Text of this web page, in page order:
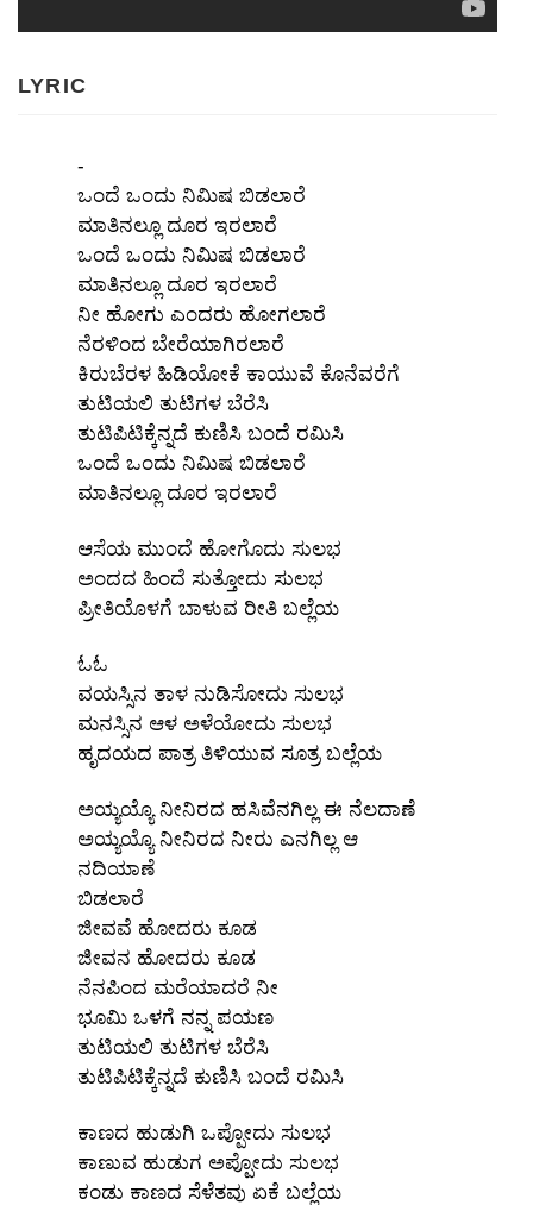
LYRIC
-
ಒಂದೆ ಒಂದು ನಿಮಿಷ ಬಿಡಲಾರೆ
ಮಾತಿನಲ್ಲೂ ದೂರ ಇರಲಾರೆ
ಒಂದೆ ಒಂದು ನಿಮಿಷ ಬಿಡಲಾರೆ
ಮಾತಿನಲ್ಲೂ ದೂರ ಇರಲಾರೆ
ನೀ ಹೋಗು ಎಂದರು ಹೋಗಲಾರೆ
ನೆರಳಿಂದ ಬೇರೆಯಾಗಿರಲಾರೆ
ಕಿರುಬೆರಳ ಹಿಡಿಯೋಕೆ ಕಾಯುವೆ ಕೊನೆವರೆಗೆ
ತುಟಿಯಲಿ ತುಟಿಗಳ ಬೆರೆಸಿ
ತುಟಿಪಿಟಿಕ್ಕೆನ್ನದೆ ಕುಣಿಸಿ ಬಂದೆ ರಮಿಸಿ
ಒಂದೆ ಒಂದು ನಿಮಿಷ ಬಿಡಲಾರೆ
ಮಾತಿನಲ್ಲೂ ದೂರ ಇರಲಾರೆ
ಆಸೆಯ ಮುಂದೆ ಹೋಗೊದು ಸುಲಭ
ಅಂದದ ಹಿಂದೆ ಸುತ್ತೋದು ಸುಲಭ
ಪ್ರೀತಿಯೊಳಗೆ ಬಾಳುವ ರೀತಿ ಬಲ್ಲೆಯ
ಓಓ
ವಯಸ್ಸಿನ ತಾಳ ನುಡಿಸೋದು ಸುಲಭ
ಮನಸ್ಸಿನ ಆಳ ಅಳೆಯೋದು ಸುಲಭ
ಹೃದಯದ ಪಾತ್ರ ತಿಳಿಯುವ ಸೂತ್ರ ಬಲ್ಲೆಯ
ಅಯ್ಯಯ್ಯೊ ನೀನಿರದ ಹಸಿವೆನಗಿಲ್ಲ ಈ ನೆಲದಾಣೆ
ಅಯ್ಯಯ್ಯೊ ನೀನಿರದ ನೀರು ಎನಗಿಲ್ಲ ಆ
ನದಿಯಾಣೆ
ಬಿಡಲಾರೆ
ಜೀವವೆ ಹೋದರು ಕೂಡ
ಜೀವನ ಹೋದರು ಕೂಡ
ನೆನಪಿಂದ ಮರೆಯಾದರೆ ನೀ
ಭೂಮಿ ಒಳಗೆ ನನ್ನ ಪಯಣ
ತುಟಿಯಲಿ ತುಟಿಗಳ ಬೆರೆಸಿ
ತುಟಿಪಿಟಿಕ್ಕೆನ್ನದೆ ಕುಣಿಸಿ ಬಂದೆ ರಮಿಸಿ
ಕಾಣದ ಹುಡುಗಿ ಒಪ್ಪೋದು ಸುಲಭ
ಕಾಣುವ ಹುಡುಗ ಅಪ್ಪೋದು ಸುಲಭ
ಕಂಡು ಕಾಣದ ಸೆಳೆತವು ಏಕೆ ಬಲ್ಲೆಯ